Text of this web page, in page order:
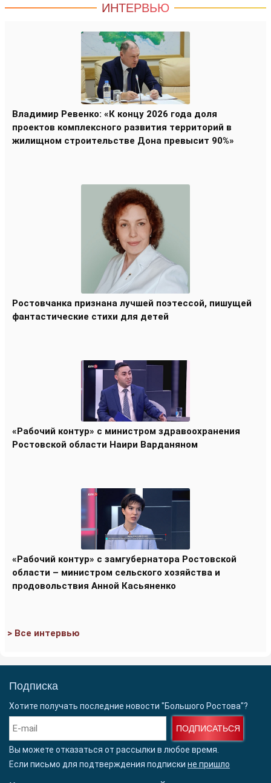
ИНТЕРВЬЮ
Владимир Ревенко: «К концу 2026 года доля
проектов комплексного развития территорий в
жилищном строительстве Дона превысит 90%»
Ростовчанка признана лучшей поэтессой, пишущей
фантастические стихи для детей
«Рабочий контур» с министром здравоохранения
Ростовской области Наири Варданяном
«Рабочий контур» с замгубернатора Ростовской
области – министром сельского хозяйства и
продовольствия Анной Касьяненко
> Все интервью
Подписка
Хотите получать последние новости "Большого Ростова"?
ПОДПИСАТЬСЯ
Вы можете отказаться от рассылки в любое время.
Если письмо для подтверждения подписки не пришло